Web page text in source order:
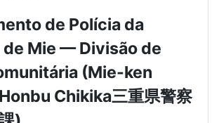
de Polícia da
de Mie — Divisão de
(Mie-ken
Chikika三重県警察